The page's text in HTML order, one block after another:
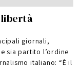
libertà
giornali,
sia partito l’ordine
italiano: “È il